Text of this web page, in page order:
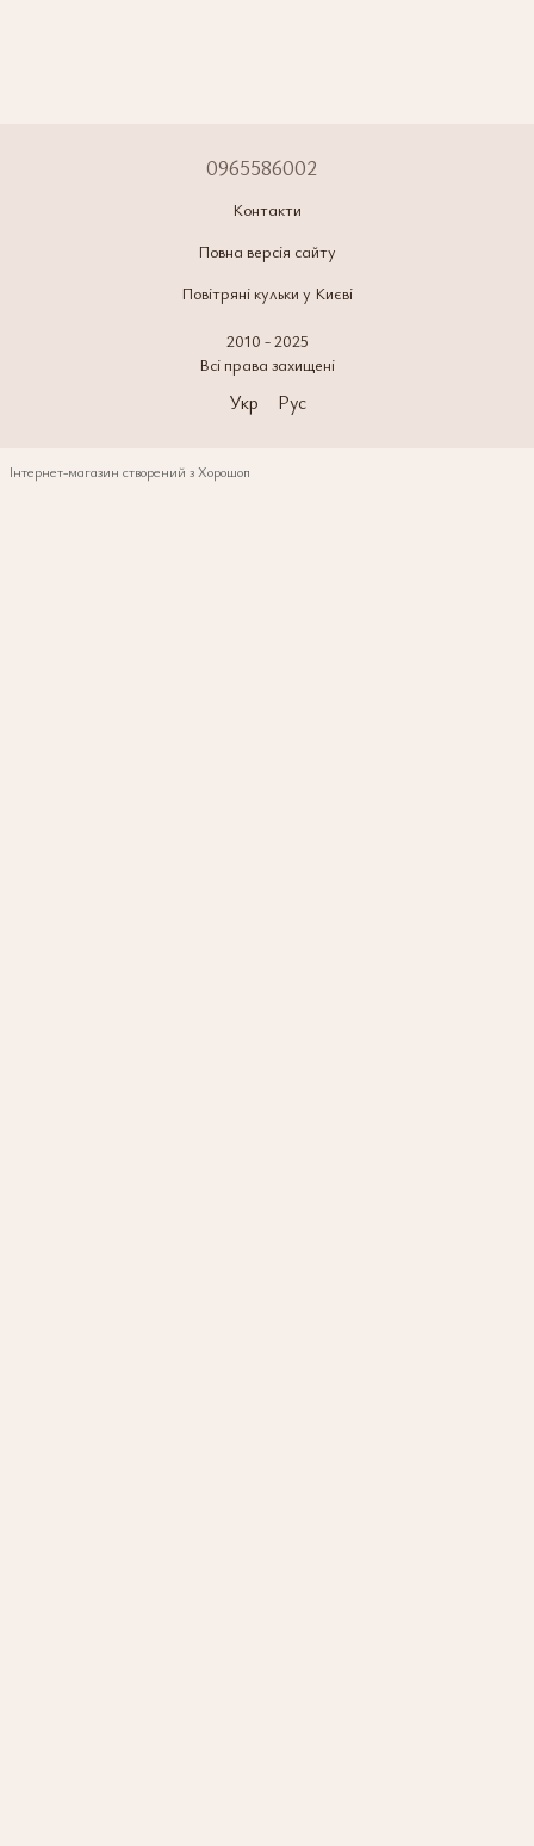
0965586002
Контакти
Повна версія сайту
Повітряні кульки у Києві
2010 - 2025
Всі права захищені
Укр Рус
Інтернет-магазин створений з Хорошоп